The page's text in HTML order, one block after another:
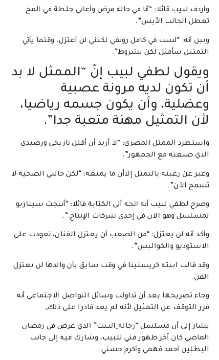
وأردف لبيب قائلا: “أنا في حالة مرض وأعاني جلطة في المخ
تعطل الجانب الأيس”.
وبين أنه: “لست في كامل رونقي لكنني لن أعتزل. وقتما يأتي
التمثيل سأمثل لكن بشروط”.
ويقول لطفي لبيب إنّ “الممثل لا بد
أن تكون لديه مرونة عصبية
وعضلية، وأن يكون جسمه رياضيا،
لأن التمثيل مهنة متعبة جدا”.
واستطرد الممثل المصري: “لا أريد أن أقلل تاريخي ورصيدي
الذي صنعته مع الجمهور”.
وعبر عن رغبته بالتمثل إلاأن ما يمنعه: “لكن حالتي الصحية لا
تسمح الآن”.
وصرح لطفي لبيب أنه اتجه ألى الكتابة قائلا: “أنتجت سيناريو
لمسلسل وهو الآن في إحدى شركات الإنتاج.”.
وأكد أنه لن يعتزل: “من الصعب أن يعتزل الفنان، تعودت على
الاستوديو والكواليس”.
وقد قالت ابنته كريستينا في وقت سابق بأن والدها لن يعتزل
الفن.
وجاء تصريحها بعد أن تداولت وسائل التواصل الاجتماعي أنه
قرر التوقف عن التمثيل لأنه لم يعد قادرا على ذلك.ِ
يشار إلى أن مسلسل “رجالة ِالبيت” الذي عرض في رمضان
الماضي كان آخر ظهور فني للبيب، وشارك فيه إلى جانب
البطلين أحمد فهمي وأكرم حسني.